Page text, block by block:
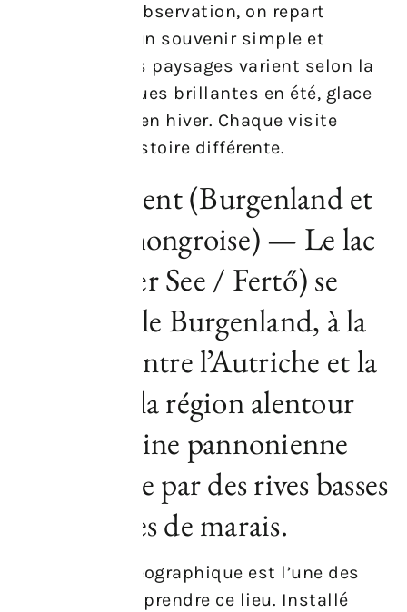
une séance d’observation, on repart
souvent avec un souvenir simple et
chaleureux. Les paysages varient selon la
saison : étendues brillantes en été, glace
parfois solide en hiver. Chaque visite
raconte une histoire différente.
Emplacement (Burgenland et
frontière hongroise) — Le lac
(Neusiedler See / Fertő) se
situe dans le Burgenland, à la
frontière entre l’Autriche et la
Hongrie ; la région alentour
est une plaine pannonienne
caractérisée par des rives basses
et des zones de marais.
La situation géographique est l’une des
clefs pour comprendre ce lieu. Installé